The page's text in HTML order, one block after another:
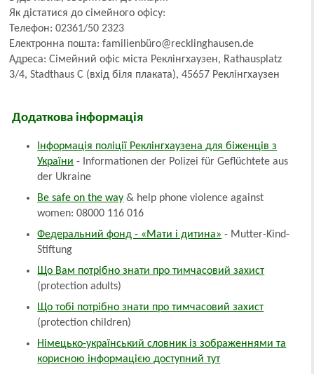
Як дістатися до сімейного офісу:
Телефон: 02361/50 2323
Електронна пошта: familienbüro@recklinghausen.de
Адреса: Сімейний офіс міста Реклінгхаузен, Rathausplatz
3/4, Stadthaus C (вхід біля плаката), 45657 Реклінгхаузен
Додаткова інформація
Інформація поліції Реклінгхаузена для біженців з
України - Informationen der Polizei für Geflüchtete aus
der Ukraine
Be safe on the way & help phone violence against
women: 08000 116 016
Федеральний фонд - «Мати і дитина» - Mutter-Kind-
Stiftung
Що Вам потрібно знати про тимчасовий захист
(protection adults)
Що тобі потрібно знати про тимчасовий захист
(protection children)
Німецько-український словник із зображеннями та
корисною інформацією доступний тут